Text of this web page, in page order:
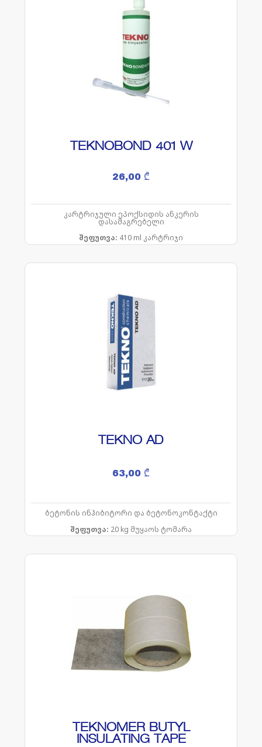
TEKNOBOND 401 W
26,00 ₾
კარტრიჯული ეპოქსიდის ანკერის
დასამაგრებელი
შეფუთვა: 410 ml კარტრიჯი
TEKNO AD
63,00 ₾
ბეტონის ინჰიბიტორი და ბეტონოკონტაქტი
შეფუთვა: 20 kg მუყაოს ტომარა
TEKNOMER BUTYL
INSULATING TAPE